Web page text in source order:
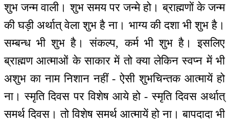
शुभ जन्म वाली। शुभ समय पर जन्मे हो। ब्राह्मणों के जन्म
की घड़ी अर्थात् वेला शुभ है ना। भाग्य की दशा भी शुभ है।
सम्बन्ध भी शुभ है। संकल्प, कर्म भी शुभ है। इसलिए
ब्राह्मण आत्माओं के साकार में तो क्या लेकिन स्वप्न में भी
अशुभ का नाम निशान नहीं - ऐसी शुभचिन्तक आत्मायें हो
ना। स्मृति दिवस पर विशेष आये हो - स्मृति दिवस अर्थात्
समर्थ दिवस। तो विशेष समर्थ आत्मायें हो ना। बापदादा भी